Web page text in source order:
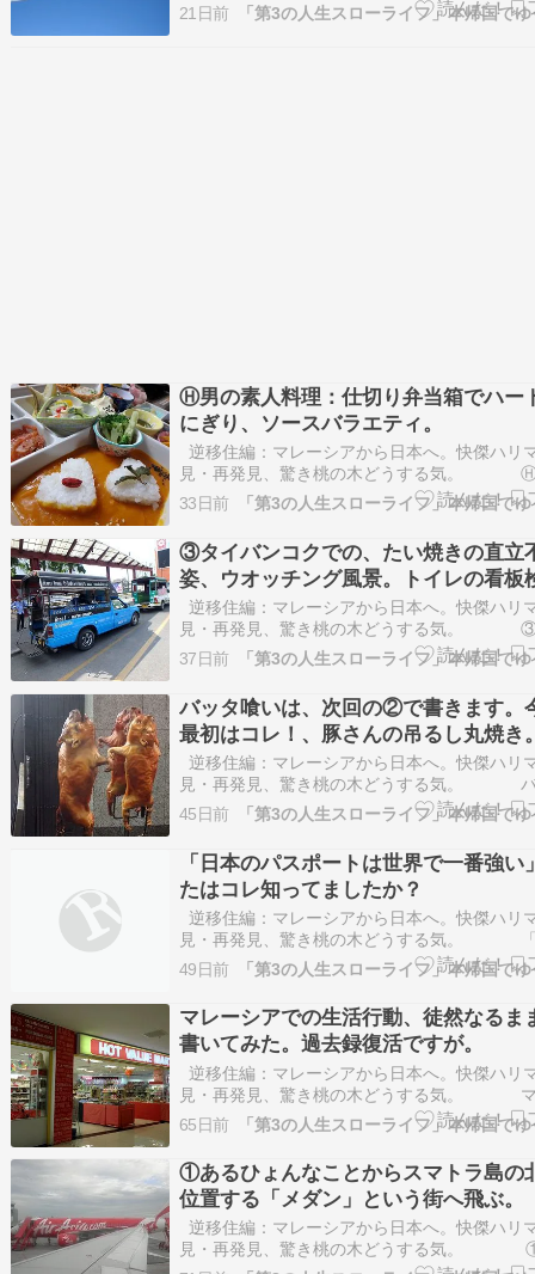
良かったと、一時帰国で感動したものです。ま
港のトイレで感動の発震、発進、そして発信
21日前
Ⓗ男の素人料理：仕切り弁当箱でハー
にぎり、ソースバラエティ。
逆移住編：マレーシアから日本へ。快傑ハリ
見・再発見、驚き桃の木どうする気。 Ⓗ
人料理：仕切り弁当箱でハート形おにぎり、ソ
エティ。いつもの弁当箱での夕食です。本来
飯はあまり食べませんが、奥さんがライス好き
たまに今回の…
33日前
③タイバンコクでの、たい焼きの直立
姿、ウオッチング風景。トイレの看板
逆移住編：マレーシアから日本へ。快傑ハリ
見・再発見、驚き桃の木どうする気。 ③
ンコクでの、たい焼きの直立不動の姿、ウオッ
景。トイレの看板検証。マレーシア人友人た
コクでの旅でした。こういうミニバスは最初
みなトラック…
37日前
バッタ喰いは、次回の②で書きます。
最初はコレ！、豚さんの吊るし丸焼き
逆移住編：マレーシアから日本へ。快傑ハリ
見・再発見、驚き桃の木どうする気。 バ
いは、次回の②で書きます。今回の最初はコレ
んの吊るし丸焼き。マレーシアにもインドネ
ベトナムにも丸焼きあるけど、ここでも「モ
のでビックリ…
45日前
「日本のパスポートは世界で一番強い
たはコレ知ってましたか？
逆移住編：マレーシアから日本へ。快傑ハリ
見・再発見、驚き桃の木どうする気。 「
パスポートは世界で一番強い」あなたはコレ知
たか？Amazing Facts That You Should Know |
49日前
マレーシアでの生活行動、徒然なるま
書いてみた。過去録復活ですが。
逆移住編：マレーシアから日本へ。快傑ハリ
見・再発見、驚き桃の木どうする気。 マ
アでの生活行動、徒然なるままに、書いてみた
復活ですが。KLには、色んな、日本でいうと
「100円ショップ」らしきお店があります。も
「ダイソー」な…
65日前
①あるひょんなことからスマトラ島の
位置する「メダン」という街へ飛ぶ。
逆移住編：マレーシアから日本へ。快傑ハリ
見・再発見、驚き桃の木どうする気。